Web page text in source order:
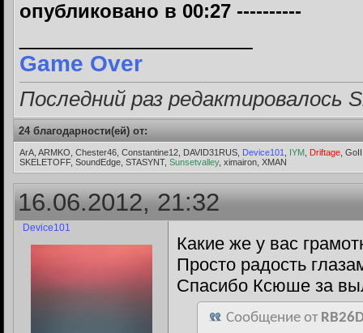
опубликовано в 00:27 ----------
Game Over
Последний раз редактировалось
24 благодарности(ей) от:
ArA, ARMKO, Chester46, Constantine12, DAVID31RUS, Device101 IYM Driftage ,
SKELETOFF, SoundEdge, STASYNT, Sunsetvalley, ximairon, XMAN
16.06.2012, 21:32
Device101
Какие же у вас
Просто радость
Спасибо Ксюше за
Сообщение от